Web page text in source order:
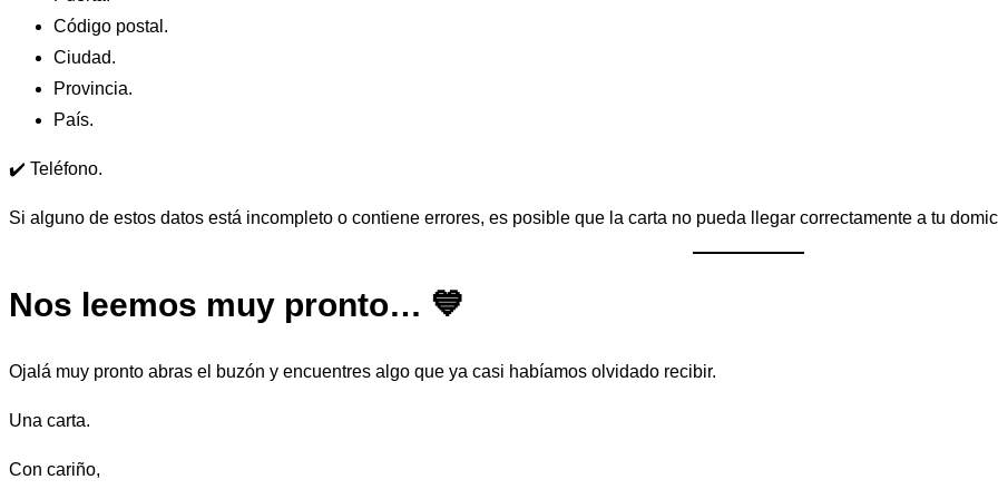
Código postal.
Ciudad.
Provincia.
País.
✔️ Teléfono.
Si alguno de estos datos está incompleto o contiene errores, es posible que la carta no pueda llegar correctamente a tu
Nos leemos muy pronto… 💙
Ojalá muy pronto abras el buzón y encuentres algo que ya casi habíamos olvidado recibir.
Una carta.
Con cariño,